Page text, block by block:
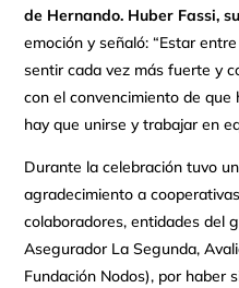
de Hernando. Huber Fassi,
emoción y señaló: “Estar
sentir cada vez más fuerte y
con el convencimiento de
hay que unirse y trabajar en
Durante la celebración tuvo
agradecimiento a
colaboradores, entidades del
Asegurador La Segunda,
Fundación Nodos), por haber